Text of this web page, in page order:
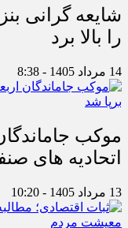
شایعه گرانی
را بالا برد
14 مرداد 1405 - 8:38
موکب
اتحادیه های
13 مرداد 1405 - 10:20